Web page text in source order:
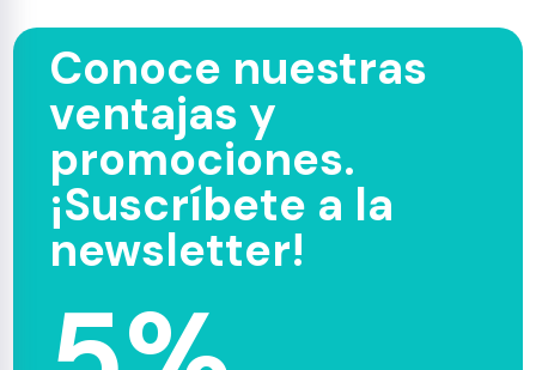
Conoce nuestras
ventajas y
promociones.
¡Suscríbete a la
newsletter!